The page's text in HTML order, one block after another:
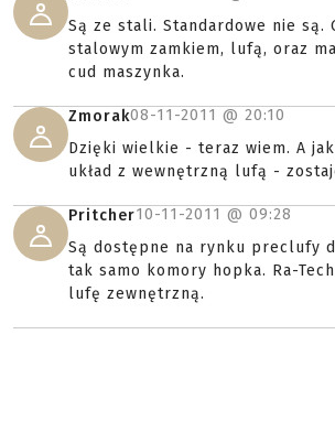
Są ze stali. Standardowe nie są.
stalowym zamkiem, lufą, oraz
cud maszynka.
Zmorak08-11-2011 @ 20:10
Dzięki wielkie - teraz wiem. A
układ z wewnętrzną lufą -
Pritcher10-11-2011 @ 09:28
Są dostępne na rynku preclufy
tak samo komory hopka. Ra-
lufę zewnętrzną.